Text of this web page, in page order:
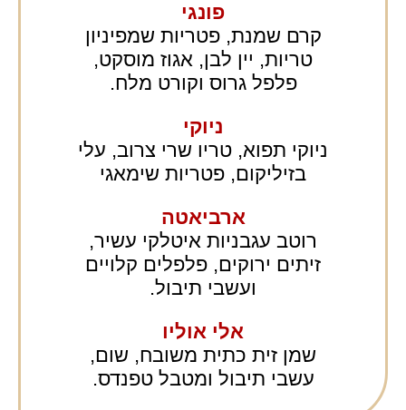
פונגי
קרם שמנת, פטריות שמפיניון
טריות, יין לבן, אגוז מוסקט,
פלפל גרוס וקורט מלח.
ניוקי
ניוקי תפוא, טריו שרי צרוב, עלי
בזיליקום, פטריות שימאגי
ארביאטה
רוטב עגבניות איטלקי עשיר,
זיתים ירוקים, פלפלים קלויים
ועשבי תיבול.
אלי אוליו
שמן זית כתית משובח, שום,
עשבי תיבול ומטבל טפנדס.